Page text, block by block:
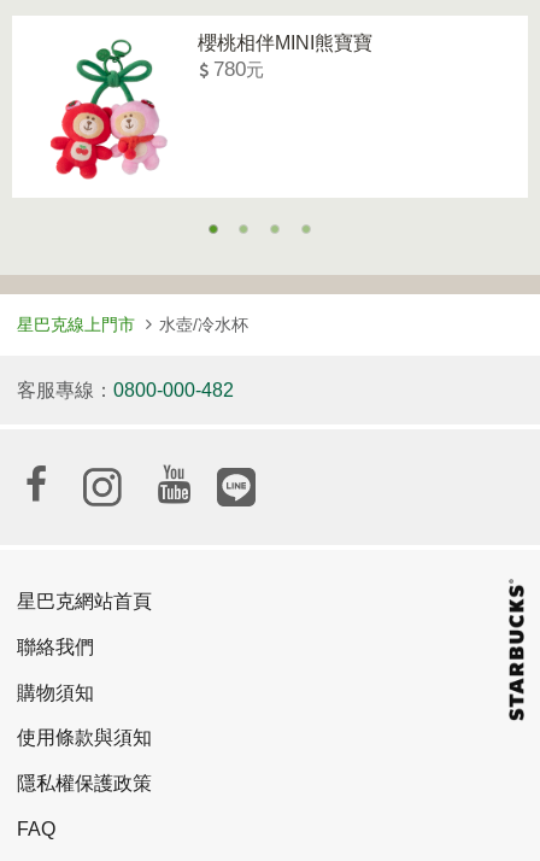
櫻桃相伴MINI熊寶寶
780
星巴克線上門市 水壺/冷水杯
客服專線：0800-000-482
星巴克網站首頁
聯絡我們
購物須知
使用條款與須知
隱私權保護政策
FAQ